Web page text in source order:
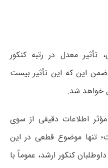
معدل در رتبه کنکور
است. ضمن این که این تأثیر بیست
خواهد شد.
اطلاعات دقیقی از سوی
تنها موضوع قطعی در این
کنکور ارشد، عموماً با